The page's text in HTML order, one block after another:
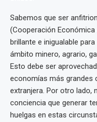
Sabemos que ser
(Cooperación
brillante e inigualable
ámbito minero, agrario,
Esto debe ser
economías más grandes
extranjera. Por otro lado,
conciencia que generar
huelgas en estas